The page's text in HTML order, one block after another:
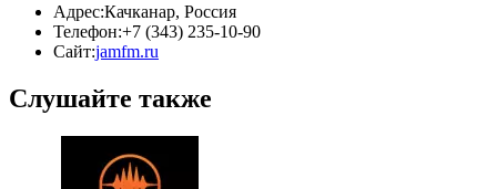
Адрес:Качканар, Россия
Телефон:+7 (343) 235-10-90
Сайт:jamfm.ru
Слушайте также